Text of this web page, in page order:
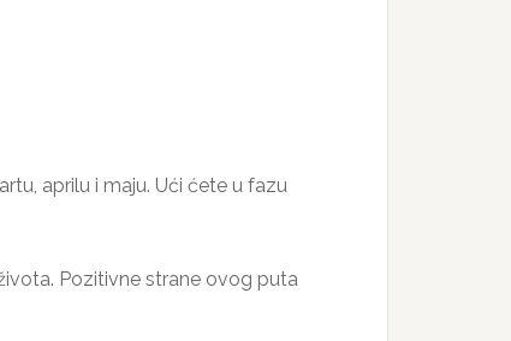
aprilu i maju. Ući ćete u fazu
Pozitivne strane ovog puta